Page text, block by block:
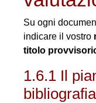
Su ogni
indicare il vostro
titolo
1.6.1 Il
bibliografia